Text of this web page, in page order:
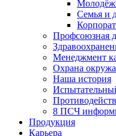
Семья и
Профсоюзная
Менеджмент
Охрана
Наша история
8 ПСЧ
Продукция
Карьера